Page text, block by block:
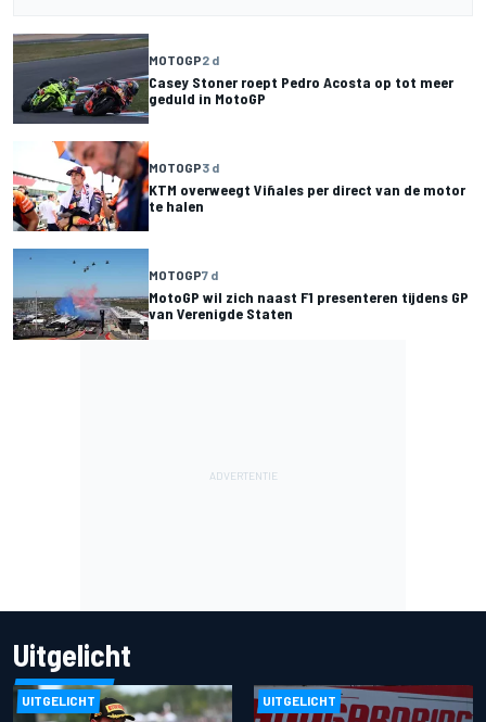
MOTOGP2 d
Casey Stoner roept Pedro Acosta op tot meer
geduld in MotoGP
MOTOGP3 d
KTM overweegt Viñales per direct van de motor
te halen
MOTOGP7 d
MotoGP wil zich naast F1 presenteren tijdens GP
van Verenigde Staten
Uitgelicht
UITGELICHT UITGELICHT